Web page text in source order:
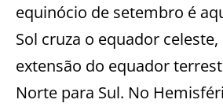
equinócio de setembro é
Sol cruza o equador celeste,
extensão do equador
Norte para Sul. No